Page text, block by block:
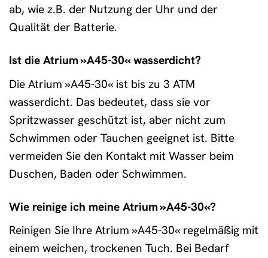
ab, wie z.B. der Nutzung der Uhr und der
Qualität der Batterie.
Ist die Atrium »A45-30« wasserdicht?
Die Atrium »A45-30« ist bis zu 3 ATM
wasserdicht. Das bedeutet, dass sie vor
Spritzwasser geschützt ist, aber nicht zum
Schwimmen oder Tauchen geeignet ist. Bitte
vermeiden Sie den Kontakt mit Wasser beim
Duschen, Baden oder Schwimmen.
Wie reinige ich meine Atrium »A45-30«?
Reinigen Sie Ihre Atrium »A45-30« regelmäßig mit
einem weichen, trockenen Tuch. Bei Bedarf